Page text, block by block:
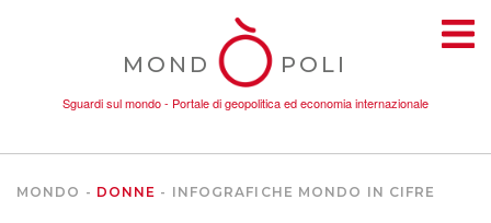
MOND POLI
Sguardi sul mondo - Portale di geopolitica ed economia internazionale
MONDO DONNE INFOGRAFICHE MONDO IN CIFRE